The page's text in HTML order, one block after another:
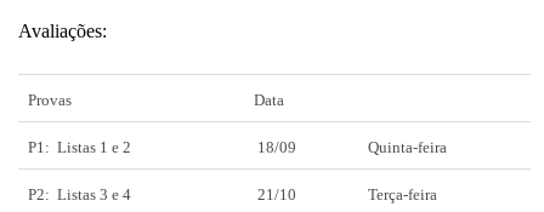
Avaliações:
Provas Data
P1: Listas 1 e 2 18/09 Quinta-feira
P2: Listas 3 e 4 21/10 Terça-feira